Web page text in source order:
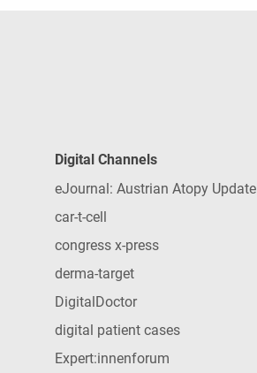
Digital Channels
eJournal: Austrian Atopy Update
car-t-cell
congress x-press
derma-target
DigitalDoctor
digital patient cases
Expert:innenforum